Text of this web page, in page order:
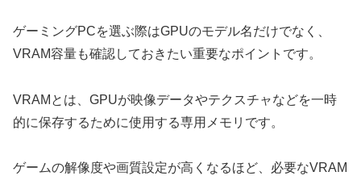
ゲーミングPCを選ぶ際はGPUのモデル名だけでなく、
VRAM容量も確認しておきたい重要なポイントです。
VRAMとは、GPUが映像データやテクスチャなどを一時
的に保存するために使用する専用メモリです。
ゲームの解像度や画質設定が高くなるほど、必要なVRAM